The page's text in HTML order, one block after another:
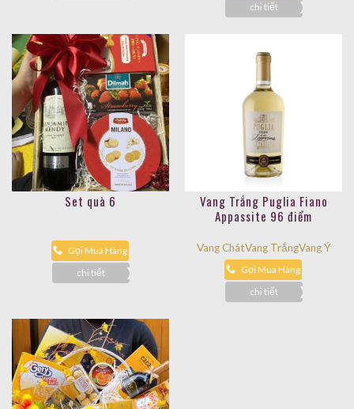
chi tiết
Set quà 6
Gọi Mua Hàng
chi tiết
Vang Trắng Puglia Fiano
Appassite 96 điểm
Vang ChátVang TrắngVang Ý
Gọi Mua Hàng
chi tiết